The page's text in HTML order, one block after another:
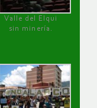
Valle del Elqui
sin minería.